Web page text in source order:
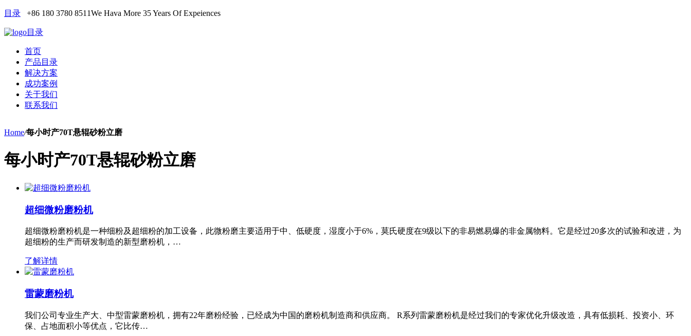
目录 +86 180 3780 8511We Hava More 35 Years Of Expeiences
目录
首页
产品目录
解决方案
成功案例
关于我们
联系我们
Home/每小时产70T悬辊砂粉立磨
每小时产70T悬辊砂粉立磨
超细微粉磨粉机
超细微粉磨粉机是一种细粉及超细粉的加工设备，此微粉磨主要适用于中、低硬度，湿度小于6%，莫氏硬度在9级以下的非易燃易爆的非金属物料。它是经过20多次的试验和改进，为
超细粉的生产而研发制造的新型磨粉机，…
了解详情
雷蒙磨粉机
我们公司专业生产大、中型雷蒙磨粉机，拥有22年磨粉经验，已经成为中国的磨粉机制造商和供应商。 R系列雷蒙磨粉机是经过我们的专家优化升级改造，具有低损耗、投资小、环
保、占地面积小等优点，它比传…